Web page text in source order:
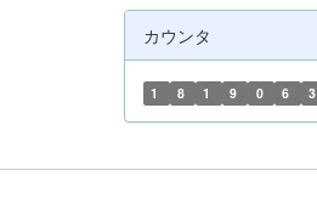
カウンタ
1 8 1 9 0 6 3